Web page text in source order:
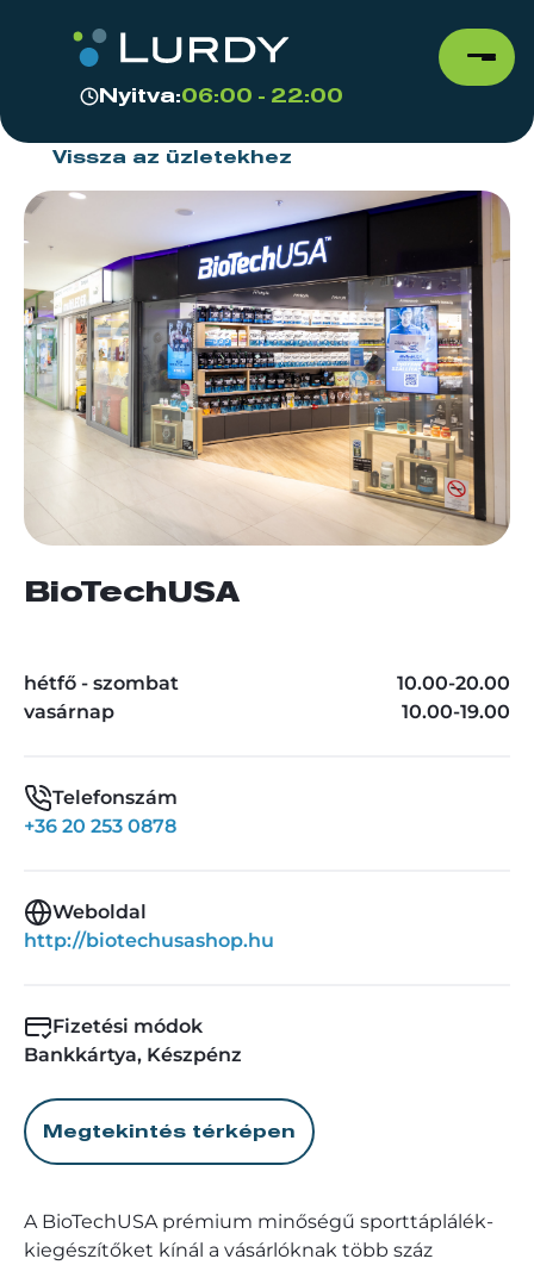
Nyitva:06:00 - 22:00
Vissza az üzletekhez
BioTechUSA
hétfő - szombat
10.00-20.00
vasárnap
10.00-19.00
Telefonszám
+36 20 253 0878
Weboldal
http://biotechusashop.hu
Fizetési módok
Bankkártya, Készpénz
Megtekintés térképen
A BioTechUSA prémium minőségű sporttáplálék-
kiegészítőket kínál a vásárlóknak több száz